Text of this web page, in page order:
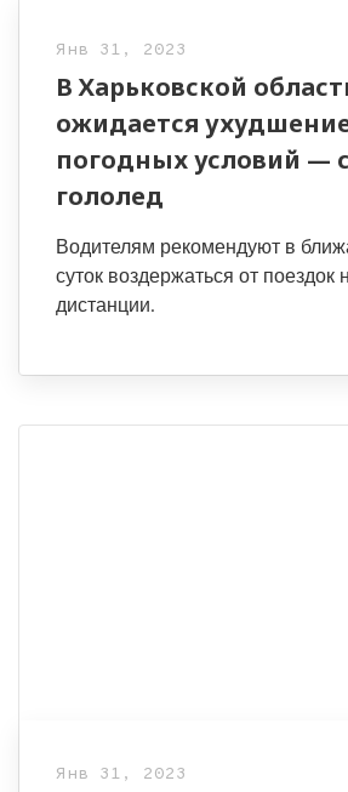
Янв 31, 2023
В Харьковской
ожидается
погодных условий —
гололед
Водителям рекомендуют в
суток воздержаться от поездок
дистанции.
Янв 31, 2023